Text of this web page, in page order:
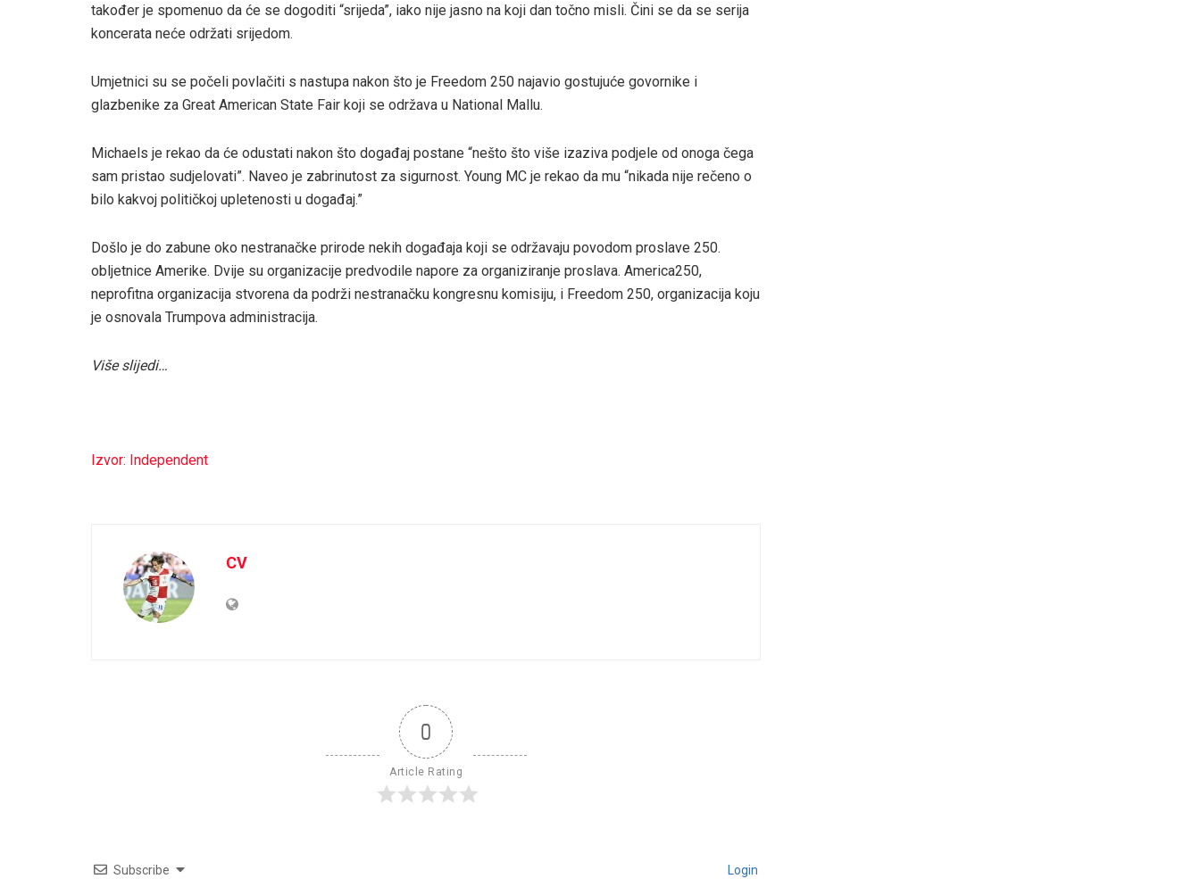
također je spomenuo da će se dogoditi “srijeda”, iako nije jasno na koji dan točno misli. Čini se da se serija
koncerata neće održati srijedom.
Umjetnici su se počeli povlačiti s nastupa nakon što je Freedom 250 najavio gostujuće govornike i
glazbenike za Great American State Fair koji se održava u National Mallu.
Michaels je rekao da će odustati nakon što događaj postane “nešto što više izaziva podjele od onoga čega
sam pristao sudjelovati”. Naveo je zabrinutost za sigurnost. Young MC je rekao da mu “nikada nije rečeno o
bilo kakvoj političkoj upletenosti u događaj.”
Došlo je do zabune oko nestranačke prirode nekih događaja koji se održavaju povodom proslave 250.
obljetnice Amerike. Dvije su organizacije predvodile napore za organiziranje proslava. America250,
neprofitna organizacija stvorena da podrži nestranačku kongresnu komisiju, i Freedom 250, organizacija koju
je osnovala Trumpova administracija.
Više slijedi…
Izvor: Independent
CV
0
Article Rating
Subscribe Login